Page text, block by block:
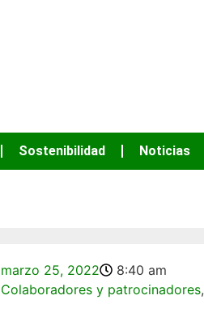
Sostenibilidad Noticias
marzo 25, 2022
8:40 am
Colaboradores y patrocinadores,